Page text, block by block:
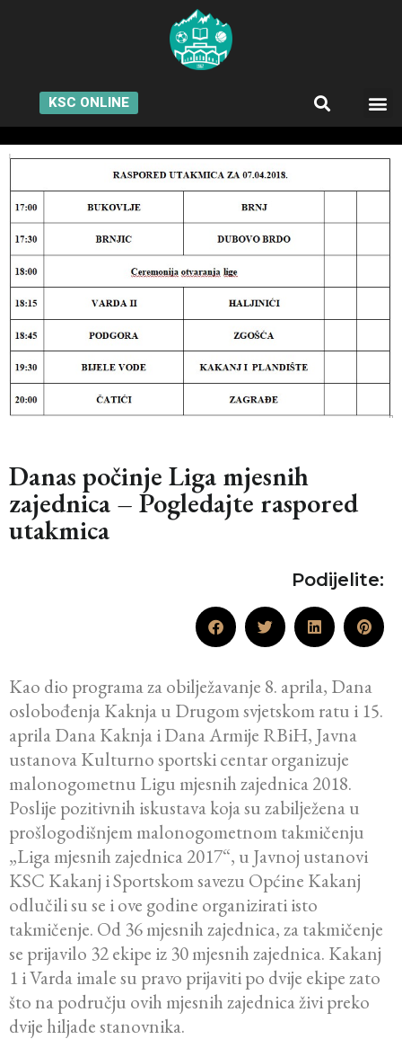
KSC ONLINE
Danas počinje Liga mjesnih
zajednica – Pogledajte raspored
utakmica
Podijelite:
Kao dio programa za obilježavanje 8. aprila, Dana
oslobođenja Kaknja u Drugom svjetskom ratu i 15.
aprila Dana Kaknja i Dana Armije RBiH, Javna
ustanova Kulturno sportski centar organizuje
malonogometnu Ligu mjesnih zajednica 2018.
Poslije pozitivnih iskustava koja su zabilježena u
prošlogodišnjem malonogometnom takmičenju
„Liga mjesnih zajednica 2017“, u Javnoj ustanovi
KSC Kakanj i Sportskom savezu Općine Kakanj
odlučili su se i ove godine organizirati isto
takmičenje. Od 36 mjesnih zajednica, za takmičenje
se prijavilo 32 ekipe iz 30 mjesnih zajednica. Kakanj
1 i Varda imale su pravo prijaviti po dvije ekipe zato
što na području ovih mjesnih zajednica živi preko
dvije hiljade stanovnika.